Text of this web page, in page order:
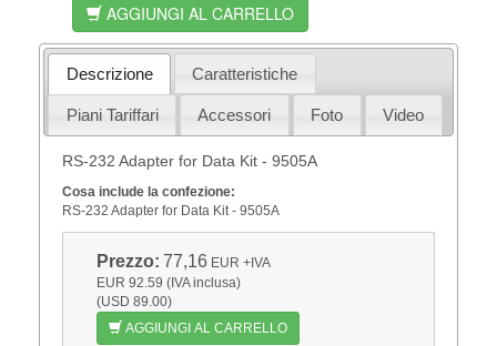
AGGIUNGI AL CARRELLO
Descrizione Caratteristiche
Piani Tariffari Accessori Foto Video
RS-232 Adapter for Data Kit - 9505A
Cosa include la confezione:
RS-232 Adapter for Data Kit - 9505A
Prezzo: 77,16 EUR +IVA
EUR 92.59 (IVA inclusa)
(USD 89.00)
AGGIUNGI AL CARRELLO